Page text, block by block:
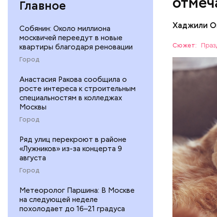
Главное
Собянин: Около миллиона
москвичей переедут в новые
квартиры благодаря реновации
Город
Анастасия Ракова сообщила о
росте интереса к строительным
специальностям в колледжах
Москвы
Город
Ряд улиц перекроют в районе
«Лужников» из-за концерта 9
августа
Город
Метеоролог Паршина: В Москве
на следующей неделе
похолодает до 16–21 градуса
Хаджили
Сюжет:
фонд
любовь и